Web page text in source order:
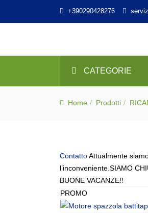
+390290428276
CATEGORIE
Home Prodotti
ContattoAttualmente
l’inconveniente.SIAMO
BUONE VACANZE!!
PROMO